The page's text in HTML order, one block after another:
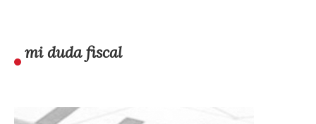
mi duda fiscal